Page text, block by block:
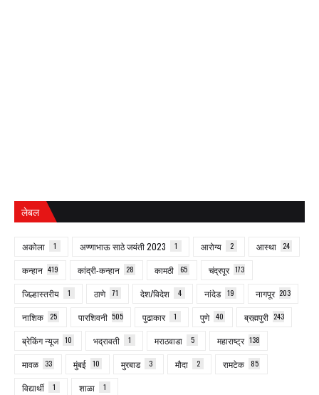
लेबल
अकोला 1 अण्णाभाऊ साठे जयंती 2023 1 आरोग्य 2 आस्था 24
कन्हान 419 कांद्री-कन्हान 28 कामठी 65 चंद्रपूर 173
जिल्हास्तरीय 1 ठाणे 71 देश/विदेश 4 नांदेड 19 नागपूर 203
नाशिक 25 पारशिवनी 505 पुढाकार 1 पुणे 40 ब्रह्मपुरी 243
ब्रेकिंग न्यूज 10 भद्रावती 1 मराठवाडा 5 महाराष्ट्र 138
मावळ 33 मुंबई 10 मुरबाड 3 मौदा 2 रामटेक 85
विद्यार्थी 1 शाळा 1